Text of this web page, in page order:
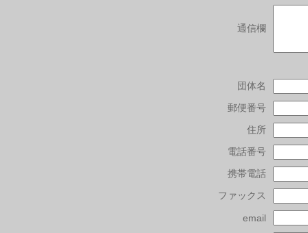
通信欄
団体名
郵便番号
住所
電話番号
携帯電話
ファックス
email